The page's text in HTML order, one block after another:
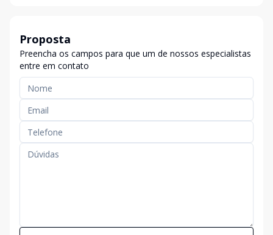
Proposta
Preencha os campos para que um de nossos especialistas
entre em contato